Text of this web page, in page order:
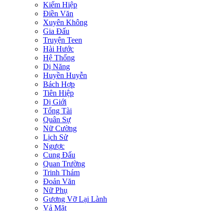
Kiếm Hiệp
Điền Văn
Xuyên Không
Gia Đấu
Truyện Teen
Hài Hước
Hệ Thống
Dị Năng
Huyền Huyễn
Bách Hợp
Tiên Hiệp
Dị Giới
Tổng Tài
Quân Sự
Nữ Cường
Lịch Sử
Ngược
Cung Đấu
Quan Trường
Trinh Thám
Đoản Văn
Nữ Phụ
Gương Vỡ Lại Lành
Vả Mặt